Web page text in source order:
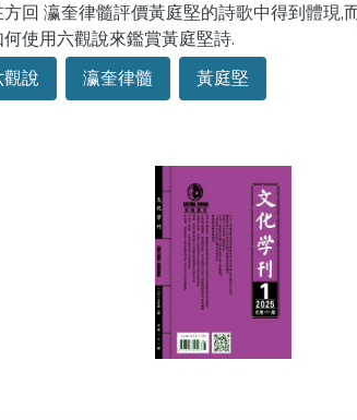
回 瀛奎律髓評價黃庭堅的詩歌中得到體現,
使用六觀說來鑑賞黃庭堅詩.
說 瀛奎律髓 黃庭堅